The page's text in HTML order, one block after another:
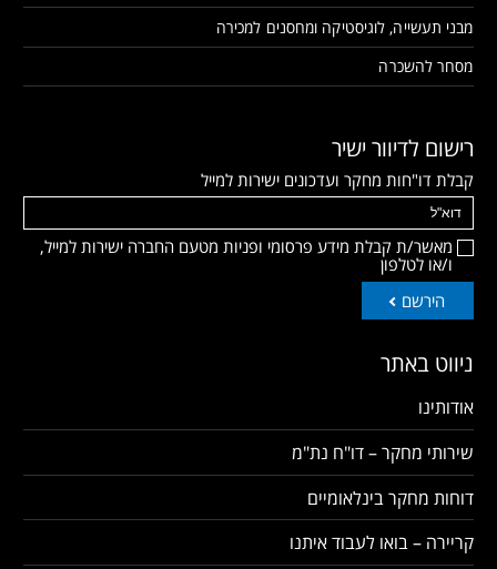
מבני תעשייה, לוגיסטיקה ומחסנים למכירה
מסחר להשכרה
רישום לדיוור ישיר
קבלת דו"חות מחקר ועדכונים ישירות למייל
מאשר/ת קבלת מידע פרסומי ופניות מטעם החברה ישירות למייל,
ו/או לטלפון
הירשם
ניווט באתר
אודותינו
שירותי מחקר – דו"ח נת"מ
דוחות מחקר בינלאומיים
קריירה – בואו לעבוד איתנו